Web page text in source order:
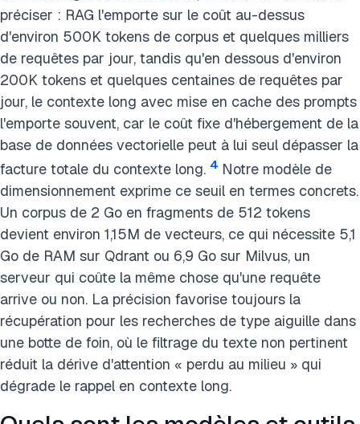
préciser : RAG l'emporte sur le coût au-dessus
d'environ 500K tokens de corpus et quelques milliers
de requêtes par jour, tandis qu'en dessous d'environ
200K tokens et quelques centaines de requêtes par
jour, le contexte long avec mise en cache des prompts
l'emporte souvent, car le coût fixe d'hébergement de la
base de données vectorielle peut à lui seul dépasser la
facture totale du contexte long. 4 Notre modèle de
dimensionnement exprime ce seuil en termes concrets.
Un corpus de 2 Go en fragments de 512 tokens
devient environ 1,15M de vecteurs, ce qui nécessite 5,1
Go de RAM sur Qdrant ou 6,9 Go sur Milvus, un
serveur qui coûte la même chose qu'une requête
arrive ou non. La précision favorise toujours la
récupération pour les recherches de type aiguille dans
une botte de foin, où le filtrage du texte non pertinent
réduit la dérive d'attention « perdu au milieu » qui
dégrade le rappel en contexte long.